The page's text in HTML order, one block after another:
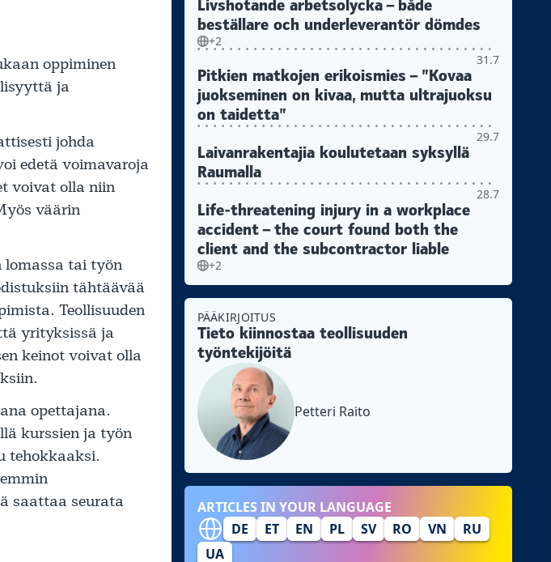
oppiminen
ja
johda
edetä voimavaroja
voivat olla niin
väärin
lomassa tai työn
tähtäävää
Teollisuuden
yrityksissä ja
keinot voivat olla
opettajana.
kurssien ja työn
tehokkaaksi.
saattaa seurata
Livshotande arbetsolycka – både
beställare och underleverantör dömdes
+2
31.7
Pitkien matkojen erikoismies – ”Kovaa
juokseminen on kivaa, mutta ultrajuoksu
on taidetta”
29.7
Laivanrakentajia koulutetaan syksyllä
Raumalla
28.7
Life-threatening injury in a workplace
accident – the court found both the
client and the subcontractor liable
+2
PÄÄKIRJOITUS
Tieto kiinnostaa teollisuuden
työntekijöitä
Petteri Raito
ARTICLES IN YOUR LANGUAGE
DE
ET EN PL SV RO VN
RU
UA